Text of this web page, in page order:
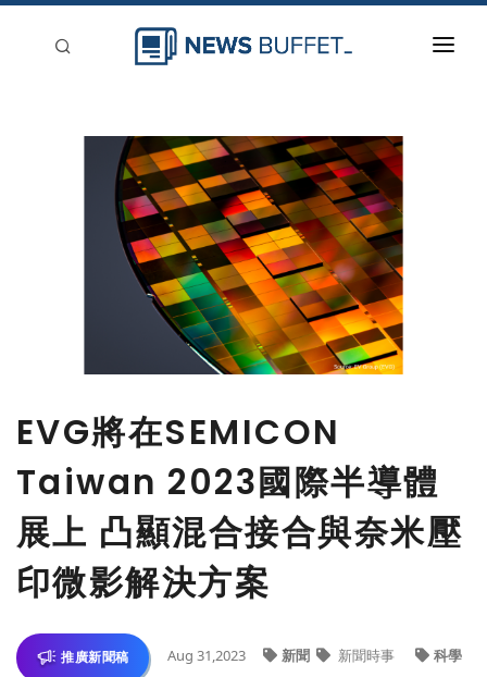
EVG將在SEMICON
Taiwan 2023國際半導體
展上 凸顯混合接合與奈米壓
印微影解決方案
推廣新聞稿 Aug 31,2023 新聞 新聞時事 科學